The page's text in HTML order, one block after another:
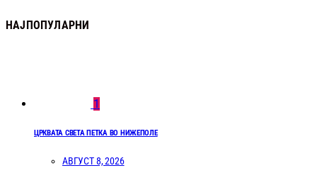
НАЈПОПУЛАРНИ
1
ЦРКВАТА СВЕТА ПЕТКА ВО НИЖЕПОЛЕ
АВГУСТ 8, 2026